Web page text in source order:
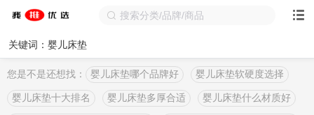
关键词：婴儿床垫
您是不是还想找： 婴儿床垫哪个品牌好 婴儿床垫软硬度选择
婴儿床垫十大排名 婴儿床垫多厚合适 婴儿床垫什么材质好